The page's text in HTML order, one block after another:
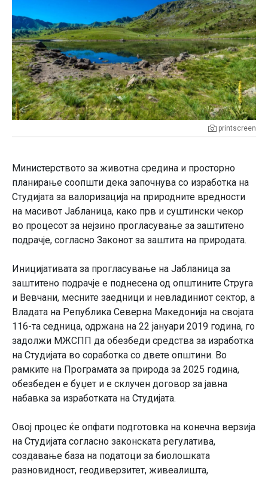
printscreen
Министерството за животна средина и просторно
планирање соопшти дека започнува со изработка на
Студијата за валоризација на природните вредности
на масивот Јабланица, како прв и суштински чекор
во процесот за нејзино прогласување за заштитено
подрачје, согласно Законот за заштита на природата.
Иницијативата за прогласување на Јабланица за
заштитено подрачје е поднесена од општините Струга
и Вевчани, месните заедници и невладиниот сектор, а
Владата на Република Северна Македонија на својата
116-та седница, одржана на 22 јануари 2019 година, го
задолжи МЖСПП да обезбеди средства за изработка
на Студијата во соработка со двете општини. Во
рамките на Програмата за природа за 2025 година,
обезбеден е буџет и е склучен договор за јавна
набавка за изработката на Студијата.
Овој процес ќе опфати подготовка на конечна верзија
на Студијата согласно законската регулатива,
создавање база на податоци за биолошката
разновидност, геодиверзитет, живеалишта,